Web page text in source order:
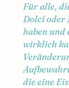
Für alle,
Dolci oder
haben und
wirklich
die eine